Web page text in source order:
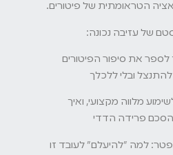
הטראומתית של פיטורים.
של עזיבה נכונה:
לספר את סיפור הפיטורים
להתנצל ובלי ללכלך
מלווה מקצועי, ואיך
פרידה הדדי
למה "להיעלם" לעובד זו